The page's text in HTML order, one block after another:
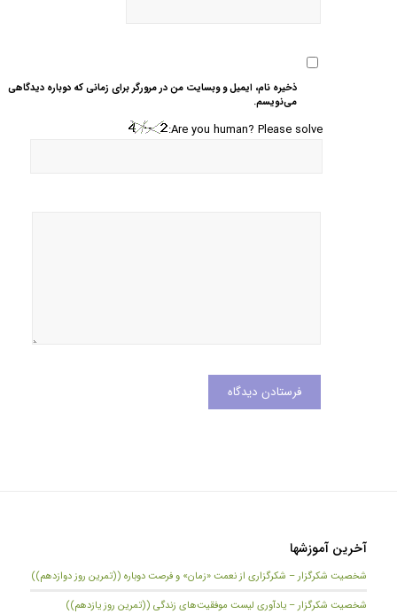
ذخیره نام، ایمیل و وبسایت من در مرورگر برای زمانی که دوباره دیدگاهی
می‌نویسم.
Are you human? Please solve:
آخرین آموزشها
شخصیت شکرگزار – شکرگزاری از نعمت «زمان» و فرصت دوباره ((تمرین روز دوازدهم))
شخصیت شکرگزار – یادآوری لیست موفقیت‌های زندگی ((تمرین روز یازدهم))